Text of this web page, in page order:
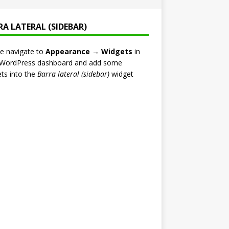
LATERAL (SIDEBAR)
navigate to Appearance → Widgets in
dashboard and add some
into the Barra lateral (sidebar)widget